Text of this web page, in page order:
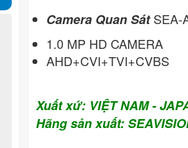
Camera Quan SátSEA-
1.0 MP HD CAMERA
AHD+CVI+TVI+CVBS
Xuất xứ: VIỆT NAM -
Hãng sản xuất: